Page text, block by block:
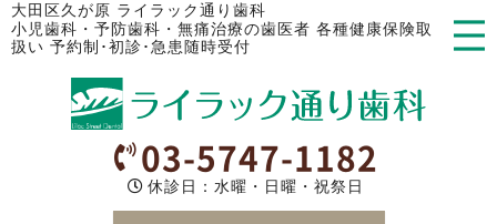
大田区久が原 ライラック通り歯科
小児歯科・予防歯科・無痛治療の歯医者 各種健康保険取
扱い 予約制･初診･急患随時受付
03-5747-1182
休診日：水曜・日曜・祝祭日